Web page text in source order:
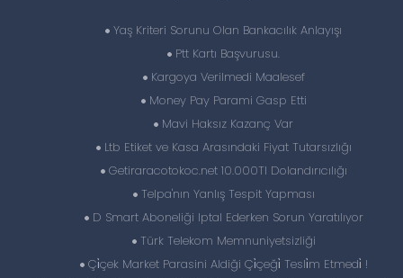
Yaş Kriteri Sorunu Olan Bankacılık Anlayışı
Ptt Kartı Başvurusu.
Kargoya Verilmedi Maalesef
Money Pay Parami Gasp Etti
Mavi Haksız Kazanç Var
Ltb Etiket ve Kasa Arasındaki Fiyat Tutarsızlığı
Getiraracotokoc.net 10.000Tl Dolandırıcılığı
Telpa'nın Yanlış Tespit Yapması
D Smart Aboneliği Iptal Ederken Sorun Yaratılıyor
Türk Telekom Memnuniyetsizliği
Çi̇çek Market Parasini Aldiği Çi̇çeği̇ Tesli̇m Etmedi̇ !